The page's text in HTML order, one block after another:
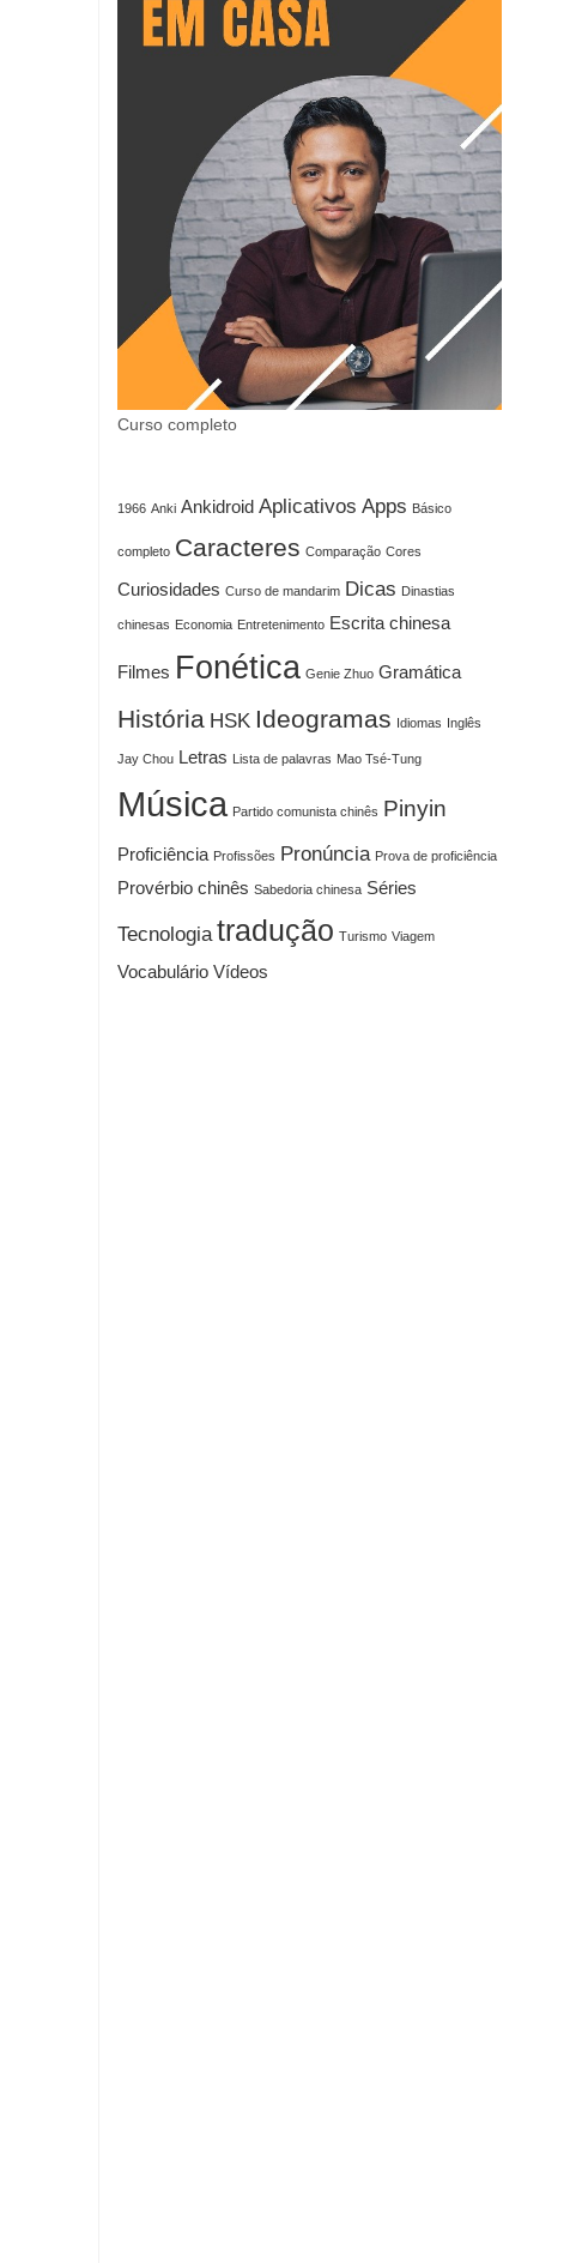
Curso completo
1966 Anki Ankidroid Aplicativos Apps Básico
completo Caracteres Comparação Cores
Curiosidades Curso de mandarim Dicas Dinastias
chinesas Economia Entretenimento Escrita chinesa
Filmes Fonética Genie Zhuo Gramática
História HSK Ideogramas Idiomas Inglês
Jay Chou Letras Lista de palavras Mao Tsé-Tung
Música Partido comunista chinês Pinyin
Proficiência Profissões Pronúncia Prova de proficiência
Provérbio chinês Sabedoria chinesa Séries
Tecnologia tradução Turismo Viagem
Vocabulário Vídeos